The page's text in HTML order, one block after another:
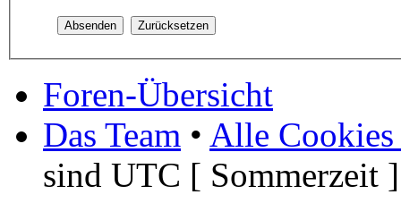
Foren-Übersicht
Das Team • Alle Cookies
sind UTC [ Sommerzeit ]